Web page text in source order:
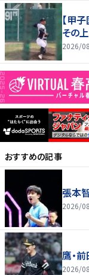
【甲
その
2026/
おすすめの記事
張本
2026/
鷹・
2026/